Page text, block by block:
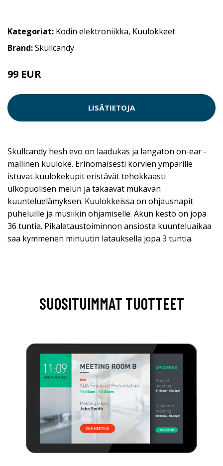
Kategoriat: Kodin elektroniikka, Kuulokkeet
Brand:Skullcandy
99 EUR
LISÄTIETOJA
Skullcandy hesh evo on laadukas ja langaton on-ear -
mallinen kuuloke. Erinomaisesti korvien ympärille
istuvat kuulokekupit eristävät tehokkaasti
ulkopuolisen melun ja takaavat mukavan
kuunteluelämyksen. Kuulokkeissa on ohjausnapit
puheluille ja musiikin ohjamiselle. Akun kesto on jopa
36 tuntia. Pikalataustoiminnon ansiosta kuunteluaikaa
saa kymmenen minuutin latauksella jopa 3 tuntia.
SUOSITUIMMAT TUOTTEET